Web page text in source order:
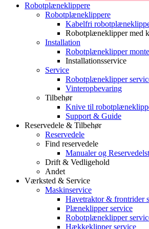
Robotplæneklippere
Robotplæneklippere
Kabelfri
Robotplæneklipper med
Installation
Robotplæneklipper
Installationsservice
Service
Robotplæneklipper
Vinteropbevaring
Tilbehør
Knive til
Support & Guide
Reservedele & Tilbehør
Reservedele
Find reservedele
Manualer og
Drift & Vedligehold
Andet
Værksted & Service
Maskinservice
Havetraktor & frontrider
Plæneklipper service
Robotplæneklipper
Hækkeklipper service